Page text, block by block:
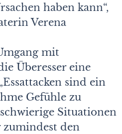
haben kann“,
Verena
mit
Überesser eine
sind ein
Gefühle zu
Situationen
zumindest den